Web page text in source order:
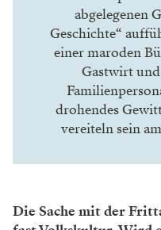
abgelegenen
Geschichte“
einer maroden
Gastwirt
drohendes
vereiteln sein
Die Sache mit der